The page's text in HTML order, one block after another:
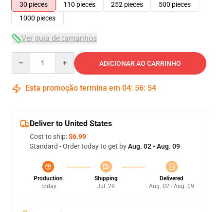
30 pieces
110 pieces 252 pieces
500 pieces
1000 pieces
Ver guia de tamanhos
ADICIONAR AO CARRINHO
Esta promoção termina em 04: 56: 53
Deliver to United States
Cost to ship:$6.99
Standard - Order today to get byAug. 02 - Aug. 09
Production
Today
Shipping
Jul. 29
Delivered
Aug. 02 - Aug. 09